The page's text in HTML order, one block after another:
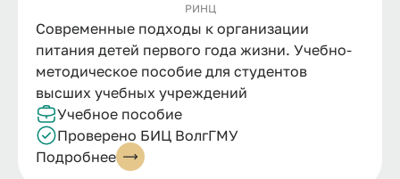
РИНЦ
Современные подходы к организации
питания детей первого года жизни. Учебно-
методическое пособие для студентов
высших учебных учреждений
Учебное пособие
Проверено БИЦ ВолгГМУ
Подробнее